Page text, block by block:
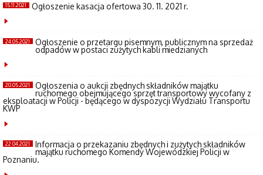
15.11.2021 Ogłoszenie kasacja ofertowa 30. 11. 2021 r.
24.05.2021 Ogłoszenie o przetargu pisemnym, publicznym na sprzedaż
odpadów w postaci zużytych kabli miedzianych
20.05.2021 Ogłoszenia o aukcji zbędnych składników majątku
ruchomego obejmującego sprzęt transportowy wycofany z
eksploatacji w Policji - będącego w dyspozycji Wydziału Transportu
KWP
22.04.2021 Informacja o przekazaniu zbędnych i zużytych składników
majątku ruchomego Komendy Wojewódzkiej Policji w
Poznaniu.